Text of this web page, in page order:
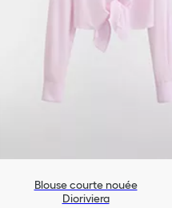
Blouse courte nouée
Dioriviera